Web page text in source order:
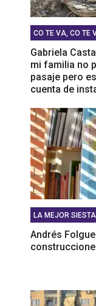
CO TE VA, CO TE
Gabriela
mi familia no
pasaje pero
cuenta de
LA MEJOR SIESTA
Andrés